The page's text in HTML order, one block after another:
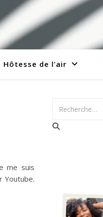
Hôtesse de l’air
me suis
Youtube.